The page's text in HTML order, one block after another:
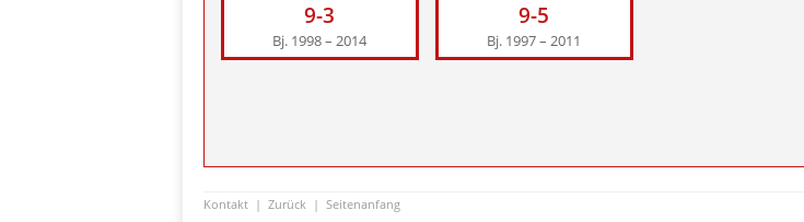
9-3
Bj. 1998 – 2014
9-5
Bj. 1997 – 2011
Kontakt | Zurück | Seitenanfang